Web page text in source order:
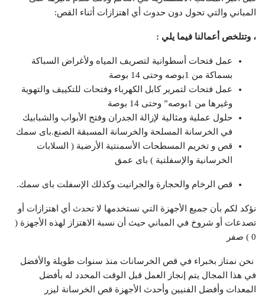
المباني والتي تحول دون حدوث أي اهتزازات أثناء القص:
، وتتلخص أعمالنا فيما يلي :
عمل فتحات أسطوانية لتصريف المياه ولأغراض السباكة
بسماكة من 1بوصه وحتى 14 بوصة
عمل فتحات لتمرير كابل الكهرباء وفتحات للتكييف والتهوية
وغيرها من 1بوصه” وحتى 14 بوصة
حلول عملية ومثالية لإزالة الجدران وفتح الأبواب والشبابيك
في الخرسانة المسلحة والخرسانة المسبقة الصنع.باى سمك
قص و تخريم المسطحات الأسمنتية الأرضية ( السلابات
الخرسانية والإسفلتية ) باى عمق
قص الرخام والحجارة والجرانيت وكذلك الإسفلت باى سمك.
نؤكد لكم بأن جميع الأجهزة التي نستخدمها لا تحدث أي اهتزازات أو
تصدعات أو شروخ في المباني حيث أن نسبة الاهتزاز لهذه الأجهزة (
0 ) صفر
‏ ‏نحن نمتاز بخبراء في قص الخرسانات ‏منذ سنوات طويلة والأفضل
في ‏هذا المجال ‏يتم إنجاز العمل قبل الوقت المحدد له ‏بأفضل
المعدات ‏وأفضل الفنيين وأحدث الأجهزة قص الخرسانة ليزر